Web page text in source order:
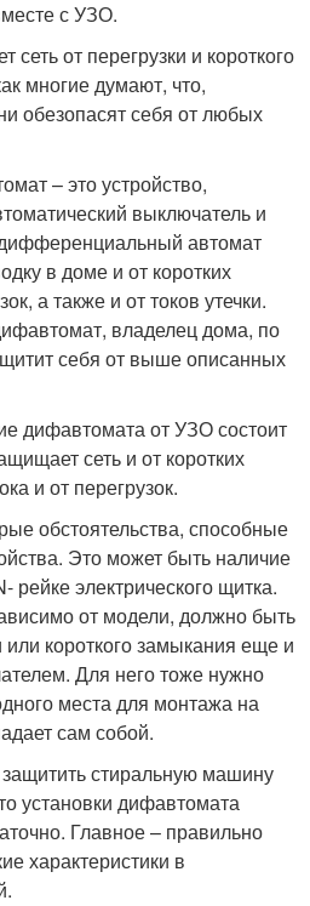
с УЗО.
от перегрузки и короткого
многие думают, что,
обезопасят себя от любых
– это устройство,
выключатель и
автомат
в доме и от коротких
а также и от токов утечки.
владелец дома, по
себя от выше описанных
дифавтомата от УЗО состоит
сеть и от коротких
и от перегрузок.
обстоятельства, способные
Это может быть наличие
рейке электрического щитка.
от модели, должно быть
короткого замыкания еще и
Для него тоже нужно
места для монтажа на
сам собой.
стиральную машину
установки дифавтомата
Главное – правильно
характеристики в